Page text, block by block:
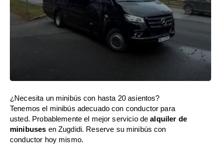
¿Necesita un minibús con hasta 20 asientos?
Tenemos el minibús adecuado con conductor para
usted. Probablemente el mejor servicio dealquiler de
minibuses en Zugdidi. Reserve su minibús con
conductor hoy mismo.